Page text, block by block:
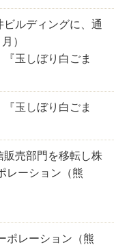
ルディングに、通
）
『玉しぼり白ごま
『玉しぼり白ごま
販売部門を移転し株
レーション（熊
ポレーション（熊